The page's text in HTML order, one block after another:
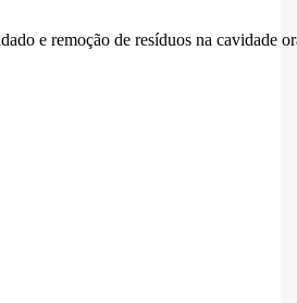
e remoção de resíduos na cavidade